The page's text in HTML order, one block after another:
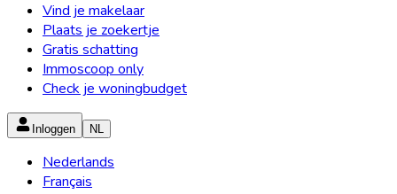
Vind je makelaar
Plaats je zoekertje
Gratis schatting
Immoscoop only
Check je woningbudget
Inloggen NL
Nederlands
Français